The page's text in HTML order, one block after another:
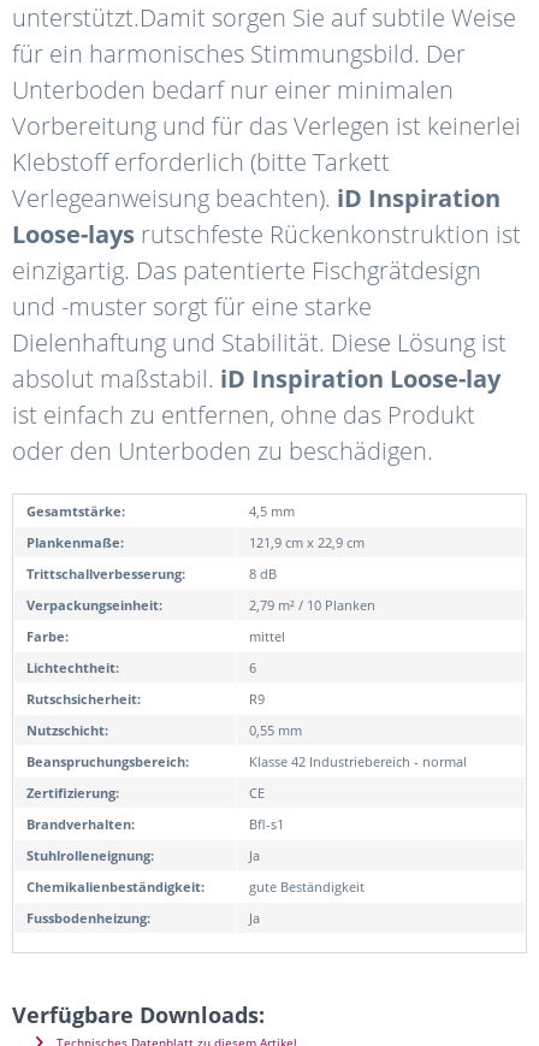
unterstützt.Damit sorgen Sie auf subtile Weise
für ein harmonisches Stimmungsbild. Der
Unterboden bedarf nur einer minimalen
Vorbereitung und für das Verlegen ist keinerlei
Klebstoff erforderlich (bitte Tarkett
Verlegeanweisung beachten). iD Inspiration
Loose-lays rutschfeste Rückenkonstruktion ist
einzigartig. Das patentierte Fischgrätdesign
und -muster sorgt für eine starke
Dielenhaftung und Stabilität. Diese Lösung ist
absolut maßstabil. iD Inspiration Loose-lay
ist einfach zu entfernen, ohne das Produkt
oder den Unterboden zu beschädigen.
Gesamtstärke:
4,5 mm
Plankenmaße:
121,9 cm x 22,9 cm
Trittschallverbesserung:
8 dB
Verpackungseinheit:
2,79 m² / 10 Planken
Farbe:
mittel
Lichtechtheit:
6
Rutschsicherheit:
R9
Nutzschicht:
0,55 mm
Beanspruchungsbereich:
Klasse 42 Industriebereich - normal
Zertifizierung:
CE
Brandverhalten:
Bfl-s1
Stuhlrolleneignung:
Ja
Chemikalienbeständigkeit:
gute Beständigkeit
Fussbodenheizung:
Ja
Verfügbare Downloads: